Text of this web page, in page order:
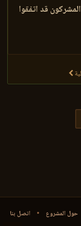
قد اتفقوا
حول المشروع • اتصل بنا